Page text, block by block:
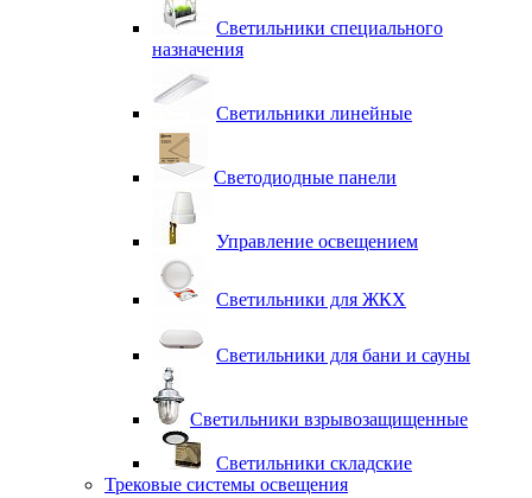
Светильники специального
назначения
Светильники линейные
Светодиодные панели
Управление освещением
Светильники для ЖКХ
Светильники для бани и сауны
Светильники взрывозащищенные
Светильники складские
Трековые системы освещения